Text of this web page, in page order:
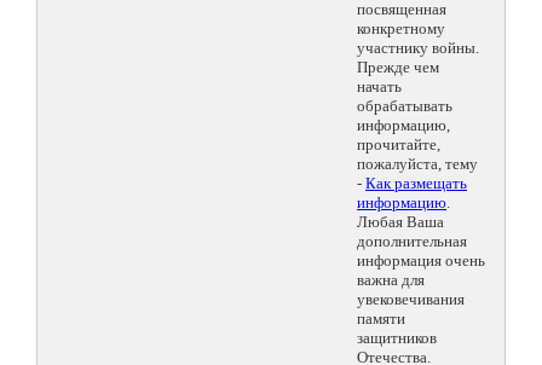
посвященная
конкретному
участнику войны.
Прежде чем
начать
обрабатывать
информацию,
прочитайте,
пожалуйста, тему
- Как размещать
информацию.
Любая Ваша
дополнительная
информация очень
важна для
увековечивания
памяти
защитников
Отечества.